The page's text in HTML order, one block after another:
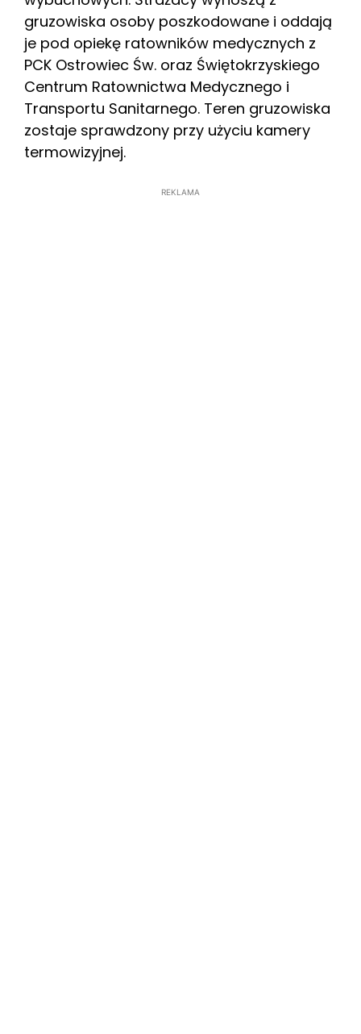
gruzowiska osoby poszkodowane i oddają
je pod opiekę ratowników medycznych z
PCK Ostrowiec Św. oraz Świętokrzyskiego
Centrum Ratownictwa Medycznego i
Transportu Sanitarnego. Teren gruzowiska
zostaje sprawdzony przy użyciu kamery
termowizyjnej.
REKLAMA